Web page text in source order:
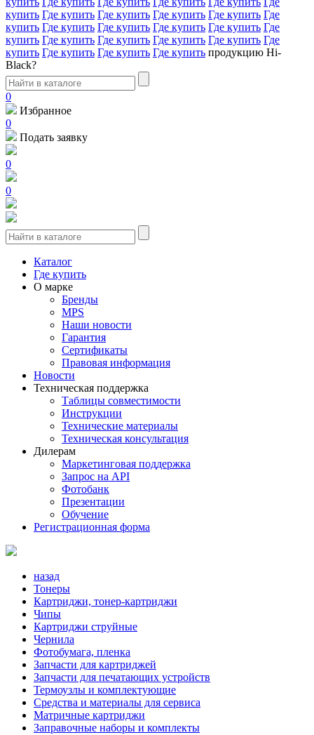
купить Где купить Где купить Где купить Где купить Где
купить Где купить Где купить Где купить Где купить Где
купить Где купить Где купить Где купить Где купить Где
купить Где купить Где купить Где купить продукцию Hi-
Black?
0
Избранное
0
Подать заявку
0
0
Каталог
Где купить
О марке
Бренды
MPS
Наши новости
Гарантия
Сертификаты
Правовая информация
Новости
Техническая поддержка
Таблицы совместимости
Инструкции
Технические материалы
Техническая консультация
Дилерам
Маркетинговая поддержка
Запрос на API
Фотобанк
Презентации
Обучение
Регистрационная форма
назад
Тонеры
Картриджи, тонер-картриджи
Чипы
Картриджи струйные
Чернила
Фотобумага, пленка
Запчасти для картриджей
Запчасти для печатающих устройств
Термоузлы и комплектующие
Средства и материалы для сервиса
Матричные картриджи
Заправочные наборы и комплекты